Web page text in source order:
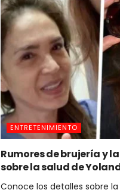
ENTRETENIMIENTO
Rumores de brujería y
sobre la salud de
Conoce los detalles sobre